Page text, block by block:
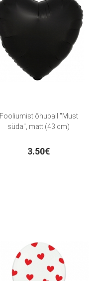
Fooliumist õhupall "Must
süda", matt (43 cm)
3.50€